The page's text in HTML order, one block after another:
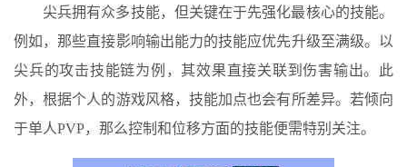
尖兵拥有众多技能，但关键在于先强化最核心的技能。
例如，那些直接影响输出能力的技能应优先升级至满级。以
尖兵的攻击技能链为例，其效果直接关联到伤害输出。此
外，根据个人的游戏风格，技能加点也会有所差异。若倾向
于单人PVP，那么控制和位移方面的技能便需特别关注。